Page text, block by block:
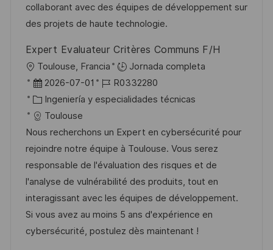
n p
u
l
i
c
a
c
i
ó
n
l
e
r
í
collaborant avec des équipes de développement sur
des projets de haute technologie.
Expert Evaluateur Critères Communs F/H
U
b
c
a
c
i
ó
n
Toulouse, Francia
Jornada completa
F
e
c
h
a
d
e
p
u
b
2026-07-01
I
D
e
e
m
p
l
e
o
R0332280
C
a
t
e
g
o
r
í
a
Ingeniería y especialidades técnicas
Toulouse
Nous recherchons un Expert en cybersécurité pour
rejoindre notre équipe à Toulouse. Vous serez
responsable de l'évaluation des risques et de
l'analyse de vulnérabilité des produits, tout en
interagissant avec les équipes de développement.
Si vous avez au moins 5 ans d'expérience en
cybersécurité, postulez dès maintenant !